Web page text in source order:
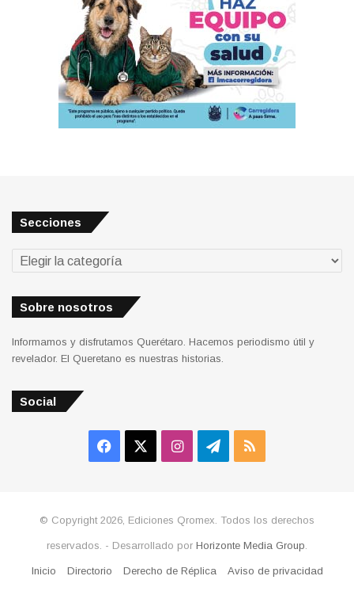
Secciones
Secciones
Sobre nosotros
Informamos y disfrutamos Querétaro. Hacemos periodismo útil y
revelador. El Queretano es nuestras historias.
Social
Facebook InstagramTelegram
RSS
© Copyright 2026, Ediciones Qromex. Todos los derechos
reservados. - Desarrollado por Horizonte Media Group.
Inicio Directorio Derecho de Réplica Aviso de privacidad